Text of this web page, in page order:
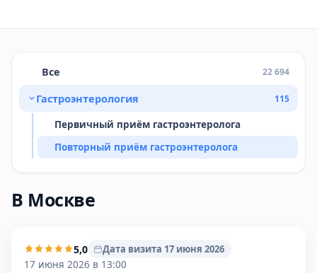
Все 22 694
Гастроэнтерология 115
Первичный приём гастроэнтеролога
Повторный приём гастроэнтеролога
В Москве
5,0
Дата визита 17 июня 2026
17 июня 2026 в 13:00